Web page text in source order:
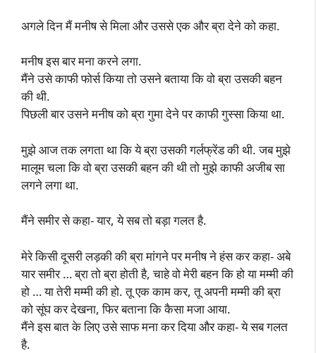
अगले दिन मैं मनीष से मिला और उससे एक और ब्रा देने को कहा.
मनीष इस बार मना करने लगा.
मैंने उसे काफी फोर्स किया तो उसने बताया कि वो ब्रा उसकी बहन
की थी.
पिछली बार उसने मनीष को ब्रा गुमा देने पर काफी गुस्सा किया था.
मुझे आज तक लगता था कि ये ब्रा उसकी गर्लफ्रेंड की थी. जब मुझे
मालूम चला कि वो ब्रा उसकी बहन की थी तो मुझे काफी अजीब सा
लगने लगा था.
मैंने समीर से कहा- यार, ये सब तो बड़ा गलत है.
मेरे किसी दूसरी लड़की की ब्रा मांगने पर मनीष ने हंस कर कहा- अबे
यार समीर … ब्रा तो ब्रा होती है, चाहे वो मेरी बहन कि हो या मम्मी की
हो … या तेरी मम्मी की हो. तू एक काम कर, तू अपनी मम्मी की ब्रा
को सूंघ कर देखना, फिर बताना कि कैसा मजा आया.
मैंने इस बात के लिए उसे साफ मना कर दिया और कहा- ये सब गलत
है.